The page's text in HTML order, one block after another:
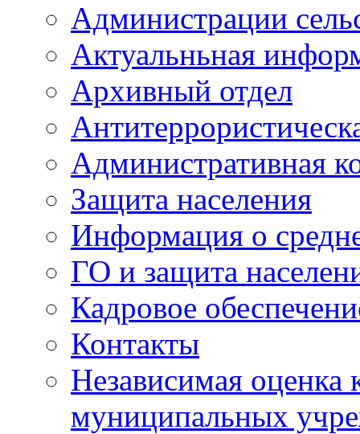
Администрации
Актуальньная
Архивный отдел
Административная
Защита населения
Информация о
ГО и защита
Кадровое
Контакты
Независимая оценка
муниципальных